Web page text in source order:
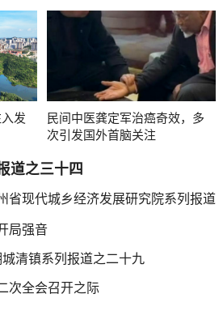
发
民间中医龚定军治癌奇效，多
次引发国外首脑关注
道之三十四
省现代城乡经济发展研究院系列报道
局强音
清镇系列报道之二十九
次全会召开之际